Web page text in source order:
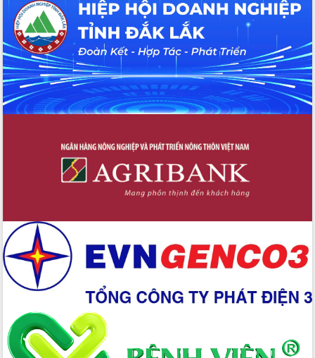
Hội thảo khoa học “Giải pháp thúc đẩy
phát triển nền kinh tế xanh tại tỉnh
Đắk Lắk”
Tăng cường giám sát, đôn đốc thực
hiện nhiệm vụ quản lý tài sản công
hàng tuần
Tháo gỡ những vướng mắc, đẩy mạnh
Đắk Lắk: Tôn vinh 46 giải pháp tại Hội
thi Sáng tạo Kỹ thuật 2024 - 2025
Đắk Lắk rà soát, điều chỉnh Đề án 190
Phó Chủ tịch UBND tỉnh Đắk Lắk
Trương Công Thái kiểm tra thực địa
Dự án cao tốc Khánh Hòa - Buôn Ma
Thuột
Định vị cà phê Việt Nam như một “di
sản sống” trong dòng chảy toàn cầu
Xây dựng nông thôn mới: Nâng cao đời
sống người dân từ những mô hình thiết
thực